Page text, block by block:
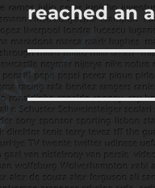
reached an